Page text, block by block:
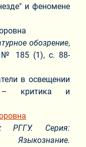
и феномене
обозрение,
185 (1), с. 88-
в освещении
– критика и
РГГУ. Серия:
Языкознание.